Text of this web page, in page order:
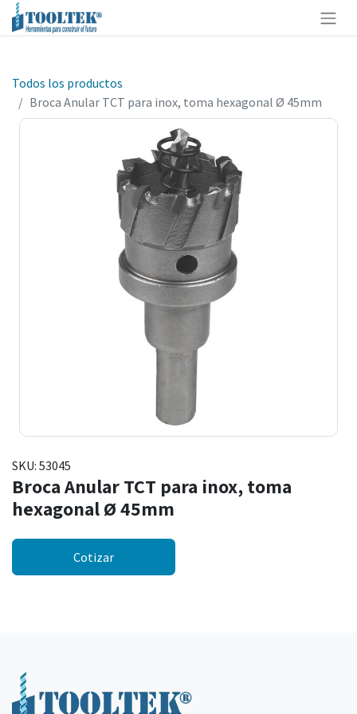
Todos los productos
Broca Anular TCT para inox, toma hexagonal Ø 45mm
SKU: 53045
Broca Anular TCT para inox, toma
hexagonal Ø 45mm
Cotizar